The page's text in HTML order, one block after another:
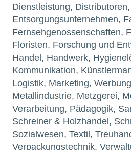
Dienstleistung,
Entsorgungsunternehmen,
Fernsehgenossenschaften,
Floristen, Forschung und
Handel, Handwerk,
Kommunikation,
Logistik, Marketing,
Metallindustrie, Metzgerei,
Verarbeitung, Pädagogik,
Schreiner & Holzhandel,
Sozialwesen, Textil,
Verpackungstechnik,